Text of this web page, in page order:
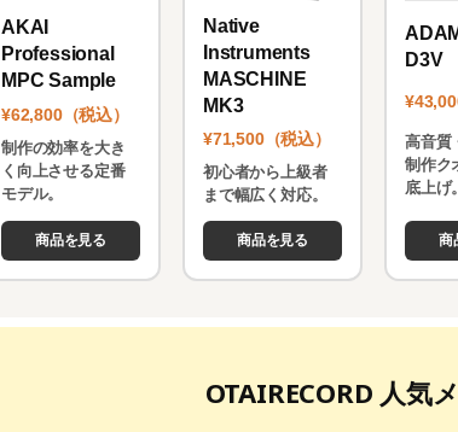
AKAI
Professional
MPC Sample
¥62,800（税込）
制作の効率を大き
く向上させる定番
モデル。
商品を見る
Native
Instruments
MASCHINE
MK3
¥71,500（税込）
初心者から上級者
まで幅広く対応。
商品を見る
D3V
高音質
制作ク
底上げ。
商
OTAIRECORD 人気